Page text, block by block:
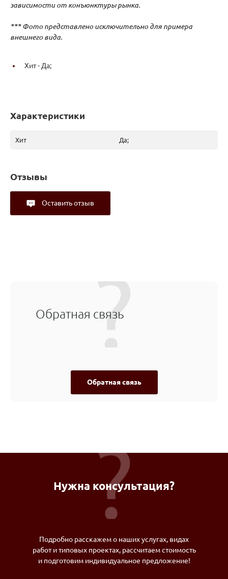
зависимости от конъюнктуры рынка.
*** Фото представлено исключительно для примера
внешнего вида.
Хит - Да;
Характеристики
Хит Да;
Отзывы
Оставить отзыв
Обратная связь
Обратная связь
Нужна консультация?
Подробно расскажем о наших услугах, видах
работ и типовых проектах, рассчитаем стоимость
и подготовим индивидуальное предложение!